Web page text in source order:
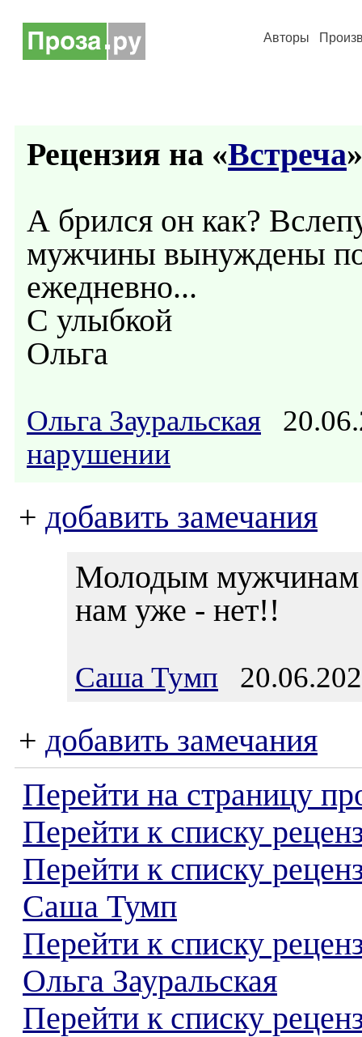
Авторы
Рецензия на «Встреча
А брился он как?
мужчины вынуждены
ежедневно...
С улыбкой
Ольга
Ольга Зауральская
нарушении
+ добавить замечания
Молодым мужчинам
нам уже - нет!!
Саша Тумп
+ добавить замечания
Перейти на страницу
Перейти к списку
Перейти к списку
Саша Тумп
Перейти к списку
Ольга Зауральская
Перейти к списку